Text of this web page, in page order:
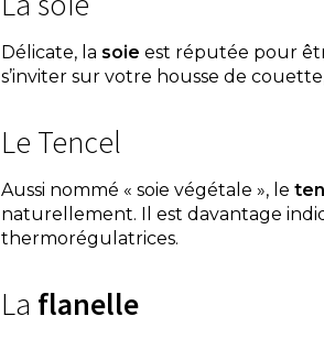
Délicate, la soie est réputée pour
s’inviter sur votre housse de
Le Tencel
Aussi nommé « soie végétale », le
naturellement. Il est davantage
thermorégulatrices.
La flanelle